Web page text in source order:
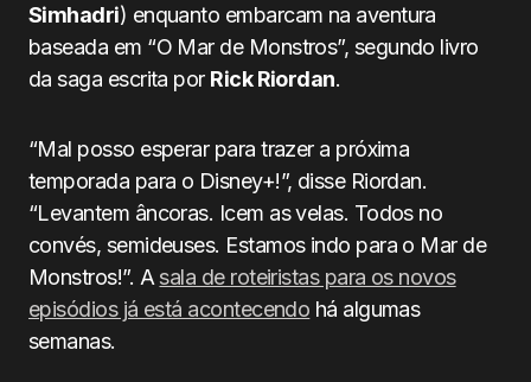
Simhadri) enquanto embarcam na aventura
baseada em “O Mar de Monstros”, segundo livro
da saga escrita por Rick Riordan.
“Mal posso esperar para trazer a próxima
temporada para o Disney+!”, disse Riordan.
“Levantem âncoras. Icem as velas. Todos no
convés, semideuses. Estamos indo para o Mar de
Monstros!”. A sala de roteiristas para os novos
episódios já está acontecendo há algumas
semanas.